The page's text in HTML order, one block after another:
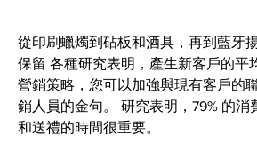
從印刷蠟燭到砧板和酒具，再到藍牙
保留 各種研究表明，產生新客戶的平
營銷策略，您可以加強與現有客戶的
銷人員的金句。 研究表明，79% 的
和送禮的時間很重要。